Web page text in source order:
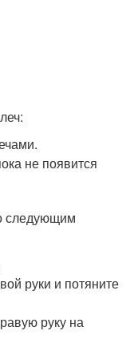
не появится
следующим
руки и потяните
руку на